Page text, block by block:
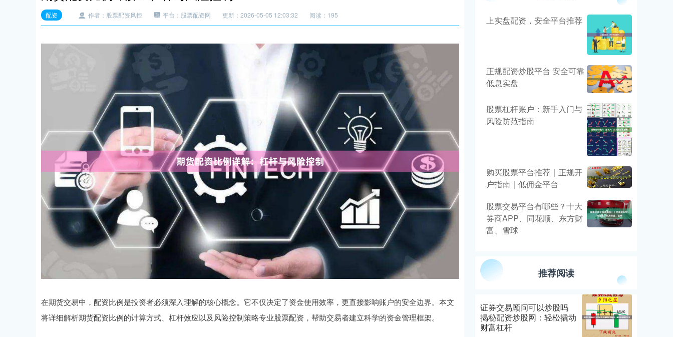
配资 作者：股票配资风控 平台：股票配资网 更新：2026-05-05 12:03:32 阅读：195
在期货交易中，配资比例是投资者必须深入理解的核心概念。它不仅决定了资金使用效率，更直接影响账户的安全边界。本文
将详细解析期货配资比例的计算方式、杠杆效应以及风险控制策略专业股票配资，帮助交易者建立科学的资金管理框架。
上实盘配资，安全平台推荐
正规配资炒股平台 安全可靠
低息实盘
股票杠杆账户：新手入门与
风险防范指南
购买股票平台推荐｜正规开
户指南｜低佣金平台
股票交易平台有哪些？十大
券商APP、同花顺、东方财
富、雪球
推荐阅读
证券交易顾问可以炒股吗
揭秘配资炒股网：轻松撬动
财富杠杆